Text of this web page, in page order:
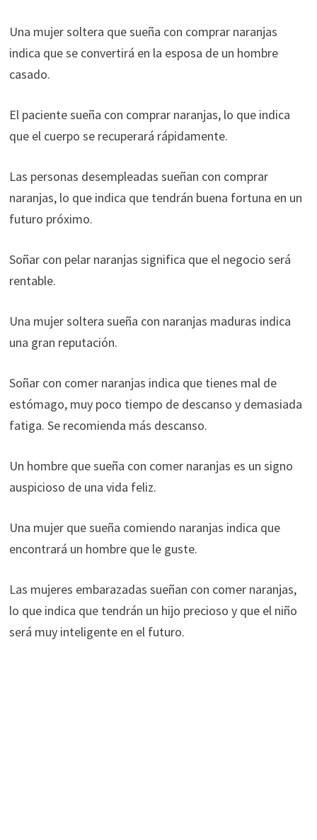
Una mujer soltera que sueña con comprar naranjas
indica que se convertirá en la esposa de un hombre
casado.
El paciente sueña con comprar naranjas, lo que indica
que el cuerpo se recuperará rápidamente.
Las personas desempleadas sueñan con comprar
naranjas, lo que indica que tendrán buena fortuna en un
futuro próximo.
Soñar con pelar naranjas significa que el negocio será
rentable.
Una mujer soltera sueña con naranjas maduras indica
una gran reputación.
Soñar con comer naranjas indica que tienes mal de
estómago, muy poco tiempo de descanso y demasiada
fatiga. Se recomienda más descanso.
Un hombre que sueña con comer naranjas es un signo
auspicioso de una vida feliz.
Una mujer que sueña comiendo naranjas indica que
encontrará un hombre que le guste.
Las mujeres embarazadas sueñan con comer naranjas,
lo que indica que tendrán un hijo precioso y que el niño
será muy inteligente en el futuro.